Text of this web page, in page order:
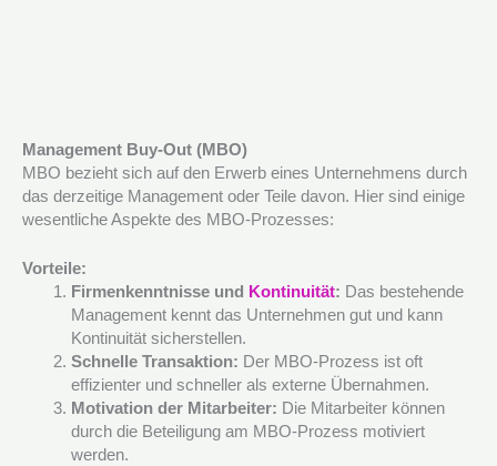
Management Buy-Out (MBO)
MBO bezieht sich auf den Erwerb eines Unternehmens durch
das derzeitige Management oder Teile davon. Hier sind einige
wesentliche Aspekte des MBO-Prozesses:
Vorteile:
Firmenkenntnisse und
Kontinuität: Das bestehende
Management kennt das Unternehmen gut und kann
Kontinuität sicherstellen.
Schnelle Transaktion: Der MBO-Prozess ist oft
effizienter und schneller als externe Übernahmen.
Motivation der Mitarbeiter: Die Mitarbeiter können
durch die Beteiligung am MBO-Prozess motiviert
werden.